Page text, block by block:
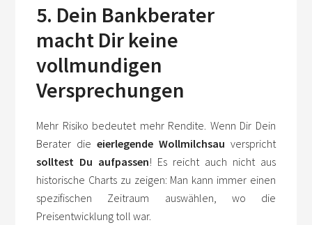
5. Dein Bankberater
macht Dir keine
vollmundigen
Versprechungen
Mehr Risiko bedeutet mehr Rendite. Wenn Dir Dein
Berater die eierlegende Wollmilchsau verspricht
solltest Du aufpassen! Es reicht auch nicht aus
historische Charts zu zeigen: Man kann immer einen
spezifischen Zeitraum auswählen, wo die
Preisentwicklung toll war.